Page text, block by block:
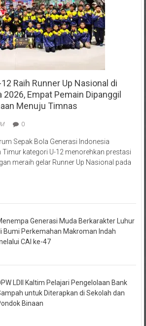
Raih Runner Up Nasional di
2026, Empat Pemain Dipanggil
Menuju Timnas
Timur kategori U-12 menorehkan prestasi
meraih gelar Runner Up Nasional pada
Bumi Perkemahan Makroman Indah
CAI ke-47
untuk Diterapkan di Sekolah dan
Binaan